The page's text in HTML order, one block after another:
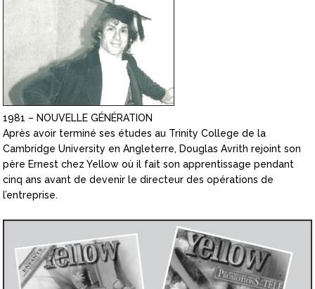
1981 – NOUVELLE GÉNÉRATION
Après avoir terminé ses études au Trinity College de la
Cambridge University en Angleterre, Douglas Avrith rejoint son
père Ernest chez Yellow où il fait son apprentissage pendant
cinq ans avant de devenir le directeur des opérations de
l’entreprise.